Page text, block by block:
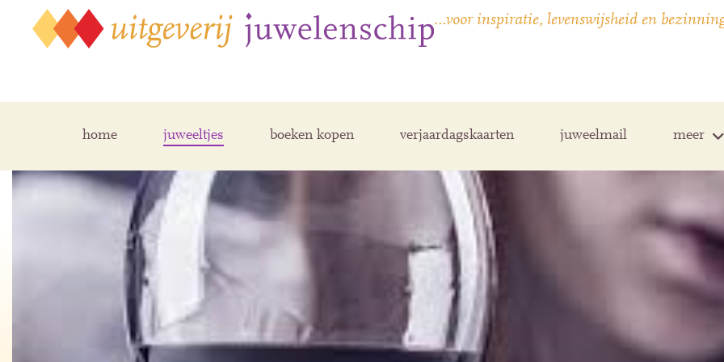
…voor inspiratie, levenswijsheid en
home juweeltjes boeken kopen verjaardagskaarten juweelmail meer